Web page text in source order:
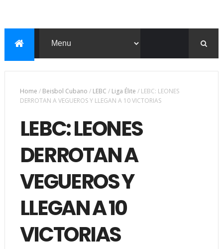
Home / Beisbol Cubano / LEBC / Liga Élite / LEBC: LEONES
DERROTAN A VEGUEROS Y LLEGAN A 10 VICTORIAS
LEBC: LEONES
DERROTAN A
VEGUEROS Y
LLEGAN A 10
VICTORIAS